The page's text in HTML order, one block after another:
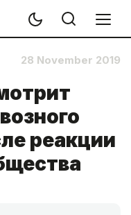
28 November 2019
реакции